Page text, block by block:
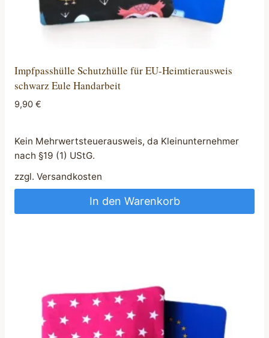
Impfpasshülle Schutzhülle für EU-Heimtierausweis
schwarz Eule Handarbeit
9,90 €
Kein Mehrwertsteuerausweis, da Kleinunternehmer
nach §19 (1) UStG.
zzgl. Versandkosten
In den Warenkorb